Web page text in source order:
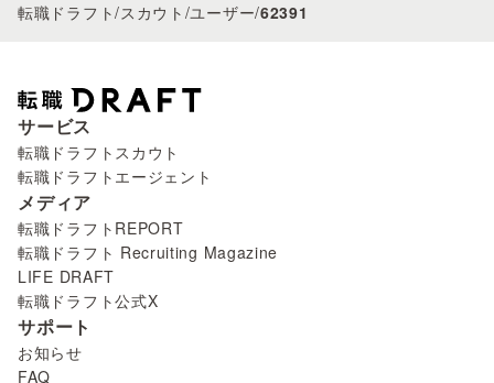
転職ドラフト/スカウト /ユーザー/62391
サービス
転職ドラフトスカウト
転職ドラフトエージェント
メディア
転職ドラフトREPORT
転職ドラフト Recruiting Magazine
LIFE DRAFT
転職ドラフト公式X
サポート
お知らせ
FAQ